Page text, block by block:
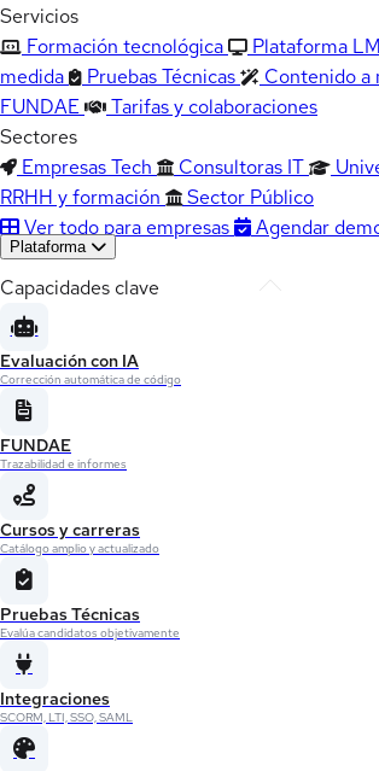
Servicios
Formación tecnológica
Plataforma
medida
Pruebas Técnicas
Contenido a
FUNDAE
Tarifas y colaboraciones
Sectores
Empresas Tech
Consultoras IT
RRHH y formación
Sector Público
Ver todo para empresas
Agendar
Plataforma
Capacidades clave
Evaluación con IA
Corrección automática de código
FUNDAE
Trazabilidad e informes
Cursos y carreras
Catálogo amplio y actualizado
Pruebas Técnicas
Evalúa candidatos objetivamente
Integraciones
SCORM, LTI, SSO, SAML